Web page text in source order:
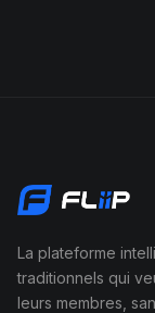
La plateforme
traditionnels qui
leurs membres,